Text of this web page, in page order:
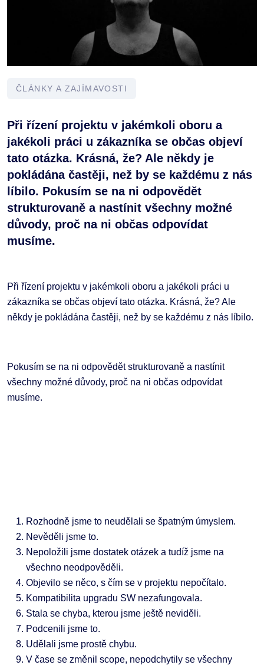
ČLÁNKY A ZAJÍMAVOSTI
Při řízení projektu v jakémkoli oboru a
jakékoli práci u zákazníka se občas objeví
tato otázka. Krásná, že? Ale někdy je
pokládána častěji, než by se každému z nás
líbilo. Pokusím se na ni odpovědět
strukturovaně a nastínit všechny možné
důvody, proč na ni občas odpovídat
musíme.
Při řízení projektu v jakémkoli oboru a jakékoli práci u
zákazníka se občas objeví tato otázka. Krásná, že? Ale
někdy je pokládána častěji, než by se každému z nás líbilo.
Pokusím se na ni odpovědět strukturovaně a nastínit
všechny možné důvody, proč na ni občas odpovídat
musíme.
Rozhodně jsme to neudělali se špatným úmyslem.
Nevěděli jsme to.
Nepoložili jsme dostatek otázek a tudíž jsme na
všechno neodpověděli.
Objevilo se něco, s čím se v projektu nepočítalo.
Kompatibilita upgradu SW nezafungovala.
Stala se chyba, kterou jsme ještě neviděli.
Podcenili jsme to.
Udělali jsme prostě chybu.
V čase se změnil scope, nepodchytily se všechny